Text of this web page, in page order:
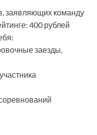
заявляющих команду
400 рублей
заезды,